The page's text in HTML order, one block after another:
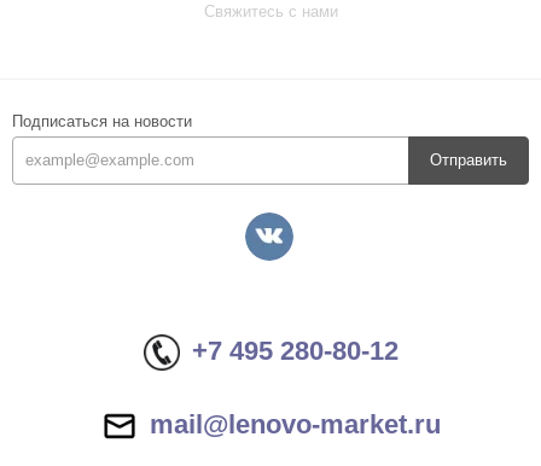
Свяжитесь с нами
Подписаться на новости
Отправить
+7 495 280-80-12
mail@lenovo-market.ru